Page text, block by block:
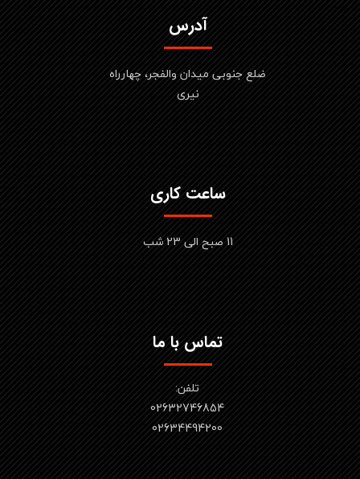
آدرس
ضلع جنوبی میدان والفجر، چهارراه
نیری
ساعت کاری
11 صبح الی 23 شب
تماس با ما
تلفن:
02632746854
​​​​​​​02634494200